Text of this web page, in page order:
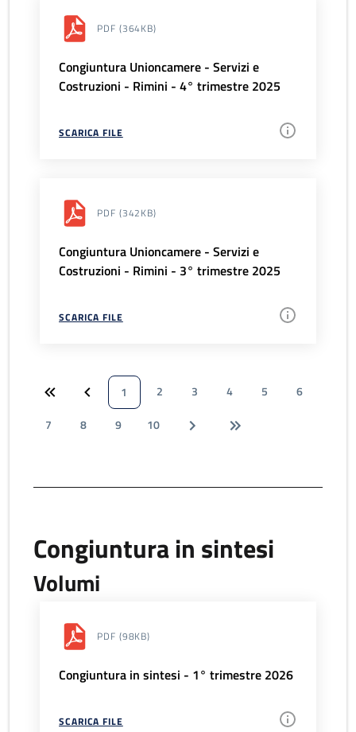
PDF (364KB)
Congiuntura Unioncamere - Servizi e
Costruzioni - Rimini - 4° trimestre 2025
SCARICA FILE
PDF (342KB)
Congiuntura Unioncamere - Servizi e
Costruzioni - Rimini - 3° trimestre 2025
SCARICA FILE
1 2 3 4 5
6
7
8 9 10
Congiuntura in sintesi
Volumi
PDF (98KB)
Congiuntura in sintesi - 1° trimestre 2026
SCARICA FILE